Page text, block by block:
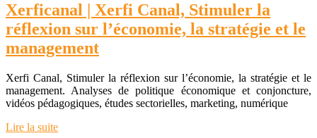
Xerficanal | Xerfi Canal, Stimuler la
réflexion sur l’économie, la stratégie et le
management
Xerfi Canal, Stimuler la réflexion sur l’économie, la stratégie et le
management. Analyses de politique économique et conjoncture,
vidéos pédagogiques, études sectorielles, marketing, numérique
Lire la suite